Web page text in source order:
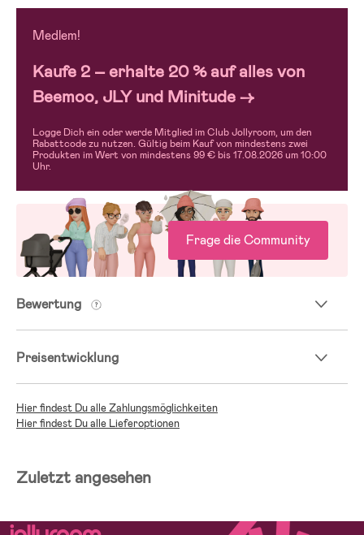
Medlem!
Kaufe 2 – erhalte 20 % auf alles von
Beemoo, JLY und Minitude →
Logge Dich ein oder werde Mitglied im Club Jollyroom, um den
Rabattcode zu nutzen. Gültig beim Kauf von mindestens zwei
Produkten im Wert von mindestens 99 € bis 17.08.2026 um 10:00
Uhr.
Frage die Community
Bewertung
Preisentwicklung
Hier findest Du alle Zahlungsmöglichkeiten
Hier findest Du alle Lieferoptionen
Zuletzt angesehen